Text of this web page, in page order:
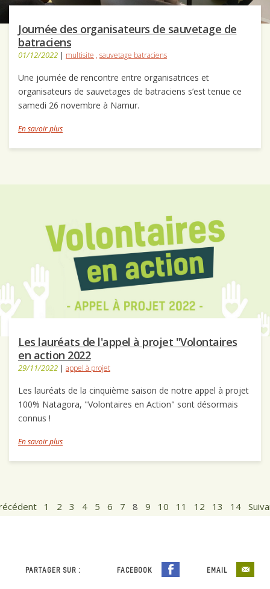
Journée des organisateurs de sauvetage de
batraciens
01/12/2022 | multisite , sauvetage batraciens
Une journée de rencontre entre organisatrices et
organisateurs de sauvetages de batraciens s’est tenue ce
samedi 26 novembre à Namur.
En savoir plus
Les lauréats de l'appel à projet "Volontaires
en action 2022
29/11/2022 | appel à projet
Les lauréats de la cinquième saison de notre appel à projet
100% Natagora, "Volontaires en Action" sont désormais
connus !
En savoir plus
1 2 3 4 5 6 7 8 9 10 11 12 13 14
PARTAGER SUR : FACEBOOK EMAIL